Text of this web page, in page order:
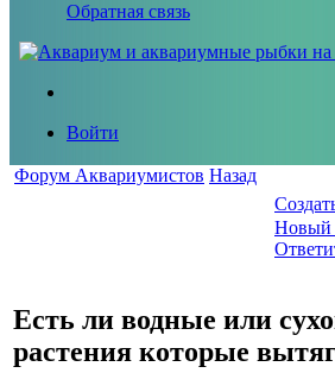
Обратная связь
Войти
Форум Аквариумистов Назад
Новый
Есть ли водные или
растения которые